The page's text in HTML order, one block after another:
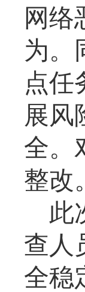
网络
为。
点任
展风
全。
整改。
此
查人
全稳